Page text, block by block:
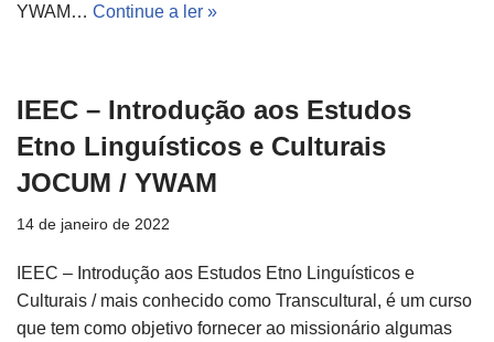
YWAM… Continue a ler »
IEEC – Introdução aos Estudos
Etno Linguísticos e Culturais
JOCUM / YWAM
14 de janeiro de 2022
IEEC – Introdução aos Estudos Etno Linguísticos e
Culturais / mais conhecido como Transcultural, é um curso
que tem como objetivo fornecer ao missionário algumas